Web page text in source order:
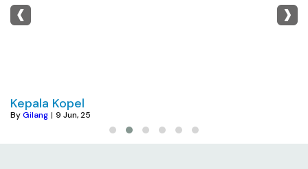
Kepala Kopel
ByGilang | 9 Jun, 25
‹ ›